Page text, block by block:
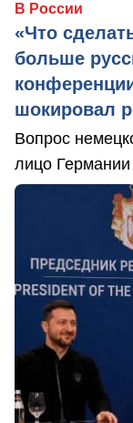
В России
«Что
больше
шокировал
Вопрос
лицо